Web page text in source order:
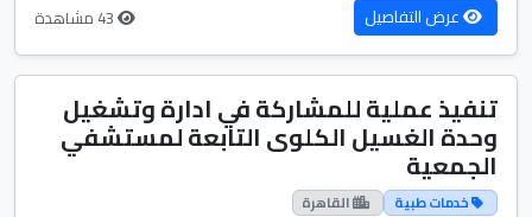
عرض التفاصيل
تنفيذ عملية للمشاركة في ادارة وتشغيل
وحدة الغسيل الكلوى التابعة لمستشفي
الجمعية
خدمات طبية القاهرة